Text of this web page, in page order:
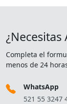
Completa el
menos de 24
WhatsApp
521 55 3247